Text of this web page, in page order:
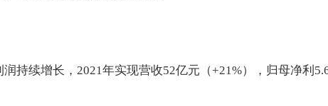
持续增长，2021年实现营收52亿元（+21%），归母净利